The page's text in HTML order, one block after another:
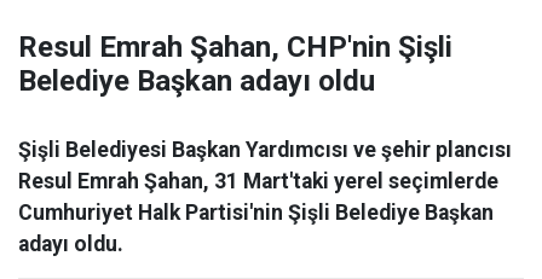
Resul Emrah Şahan, CHP'nin Şişli
Belediye Başkan adayı oldu
Şişli Belediyesi Başkan Yardımcısı ve şehir plancısı
Resul Emrah Şahan, 31 Mart'taki yerel seçimlerde
Cumhuriyet Halk Partisi'nin Şişli Belediye Başkan
adayı oldu.